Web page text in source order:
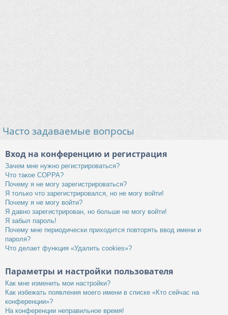
Часто задаваемые вопросы
Вход на конференцию и регистрация
Зачем мне нужно регистрироваться?
Что такое COPPA?
Почему я не могу зарегистрироваться?
Я только что зарегистрировался, но не могу войти!
Почему я не могу войти?
Я давно зарегистрирован, но больше не могу войти!
Я забыл пароль!
Почему мне периодически приходится повторять ввод имени и
пароля?
Что делает функция «Удалить cookies»?
Параметры и настройки пользователя
Как мне изменить мои настройки?
Как избежать появления моего имени в списке «Кто сейчас на
конференции»?
На конференции неправильное время!